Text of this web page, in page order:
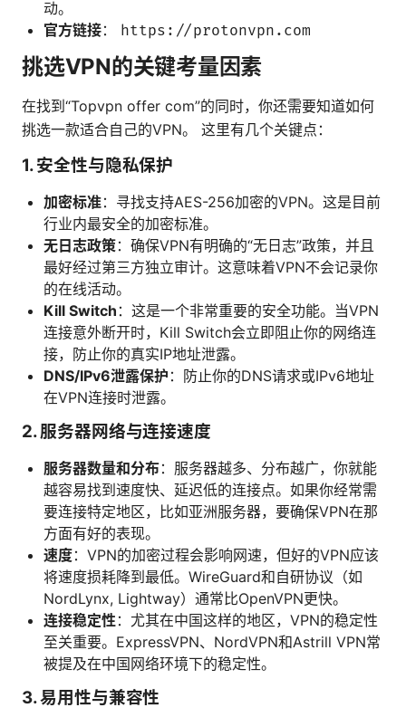
动。
官方链接： https://protonvpn.com
挑选VPN的关键考量因素
在找到“Topvpn offer com”的同时，你还需要知道如何
挑选一款适合自己的VPN。 这里有几个关键点：
1. 安全性与隐私保护
加密标准：寻找支持AES-256加密的VPN。这是目前
行业内最安全的加密标准。
无日志政策：确保VPN有明确的“无日志”政策，并且
最好经过第三方独立审计。这意味着VPN不会记录你
的在线活动。
Kill Switch ：这是一个非常重要的安全功能。当VPN
连接意外断开时，Kill Switch会立即阻止你的网络连
接，防止你的真实IP地址泄露。
DNS/IPv6泄露保护 ：防止你的DNS请求或IPv6地址
在VPN连接时泄露。
2. 服务器网络与连接速度
服务器数量和分布：服务器越多、分布越广，你就能
越容易找到速度快、延迟低的连接点。如果你经常需
要连接特定地区，比如亚洲服务器，要确保VPN在那
方面有好的表现。
速度：VPN的加密过程会影响网速，但好的VPN应该
将速度损耗降到最低。WireGuard和自研协议（如
NordLynx, Lightway）通常比OpenVPN更快。
连接稳定性：尤其在中国这样的地区，VPN的稳定性
至关重要。ExpressVPN、NordVPN和Astrill VPN常
被提及在中国网络环境下的稳定性。
3. 易用性与兼容性